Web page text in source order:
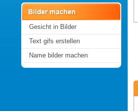
Gesicht in Bilder
Text gifs erstellen
Name bilder machen